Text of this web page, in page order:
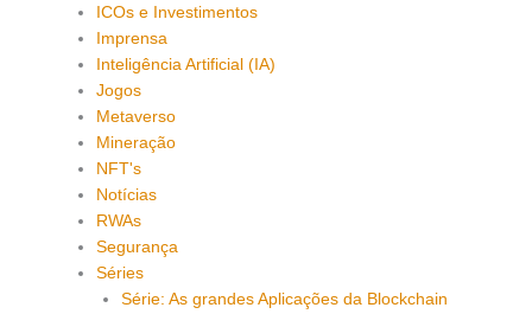
ICOs e Investimentos
Imprensa
Inteligência Artificial (IA)
Jogos
Metaverso
Mineração
NFT's
Notícias
RWAs
Segurança
Séries
Série: As grandes Aplicações da Blockchain